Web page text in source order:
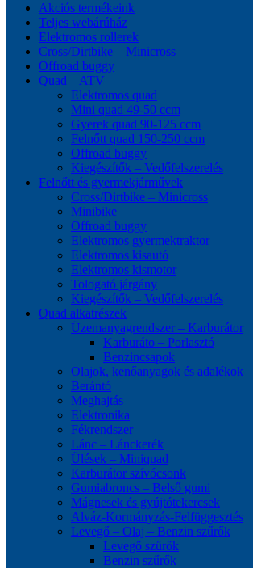
Akciós termékeink
Teljes webárúház
Elektromos rollerek
Cross/Dirtbike – Minicross
Offroad buggy
Quad – ATV
Elektromos quad
Mini quad 49-50 ccm
Gyerek quad 90-125 ccm
Felnőtt quad 150-250 ccm
Offroad buggy
Kiegészítők – Vedőfelszerelés
Felnőtt és gyermekjárművek
Cross/Dirtbike – Minicross
Minibike
Offroad buggy
Elektromos gyermektraktor
Elektromos kisautó
Elektromos kismotor
Tologató járgány
Kiegészítők – Vedőfelszerelés
Quad alkatrészek
Üzemanyagrendszer – Karburátor
Karburáto – Porlasztó
Benzincsapok
Olajok, kenőanyagok és adalékok
Berántó
Meghajtás
Elektronika
Fékrendszer
Lánc – Lánckerék
Ülések – Miniquad
Karburátor szívócsonk
Gumiabroncs – Belső gumi
Mágnesek és gyújtótekercsek
Alváz-Kormányzás-Felfüggesztés
Levegő – Olaj – Benzin szűrők
Levegő szűrők
Benzin szűrők